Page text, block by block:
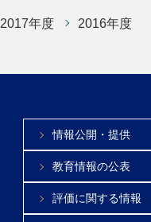
2017年度 2016年度
情報公開・提供
教育情報の公表
評価に関する情報